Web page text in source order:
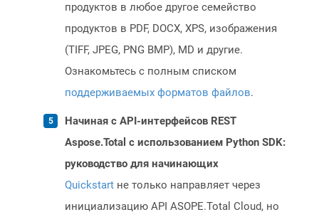
продуктов в любое другое семейство
продуктов в PDF, DOCX, XPS, изображения
(TIFF, JPEG, PNG BMP), MD и другие.
Ознакомьтесь с полным списком
поддерживаемых форматов файлов.
Начиная с API-интерфейсов REST
Aspose.Total с использованием Python SDK:
руководство для начинающих
Quickstart не только направляет через
инициализацию API ASOPE.Total Cloud, но